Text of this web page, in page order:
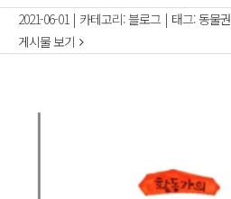
2021-06-01 | 카테고리:블로그 | 태그:동물권
게시물 보기